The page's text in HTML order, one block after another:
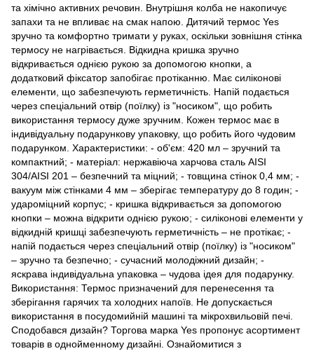
та хімічно активних речовин. Внутрішня колба не накопичує
запахи та не впливає на смак напою. Дитячий термос Yes
зручно та комфортно тримати у руках, оскільки зовнішня стінка
термосу не нагрівається. Відкидна кришка зручно
відкривається однією рукою за допомогою кнопки, а
додатковий фіксатор запобігає протіканню. Має силіконові
елементи, що забезпечують герметичність. Напій подається
через спеціальний отвір (поїлку) із "носиком", що робить
використання термосу дуже зручним. Кожен термос має в
індивідуальну подарункову упаковку, що робить його чудовим
подарунком. Характеристики: - об'єм: 420 мл – зручний та
компактний; - матеріал: нержавіюча харчова сталь AISI
304/AISI 201 – безпечний та міцний; - товщина стінок 0,4 мм; -
вакуум між стінками 4 мм – зберігає температуру до 8 годин; -
удароміцний корпус; - кришка відкривається за допомогою
кнопки – можна відкрити однією рукою; - силіконові елементи у
відкидній кришці забезпечують герметичність – не протікає; -
напій подається через спеціальний отвір (поїлку) із "носиком"
– зручно та безпечно; - сучасний молодіжний дизайн; -
яскрава індивідуальна упаковка – чудова ідея для подарунку.
Використання: Термос призначений для перенесення та
зберігання гарячих та холодних напоїв. Не допускається
використання в посудомийній машині та мікрохвильовій печі.
Сподобався дизайн? Торгова марка Yes пропонує асортимент
товарів в однойменному дизайні. Ознайомитися з